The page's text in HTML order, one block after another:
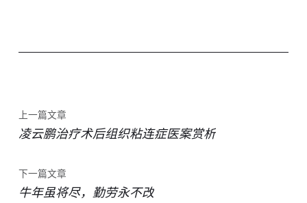
上一篇文章
凌云鹏治疗术后组织粘连症医案赏析
下一篇文章
牛年虽将尽，勤劳永不改